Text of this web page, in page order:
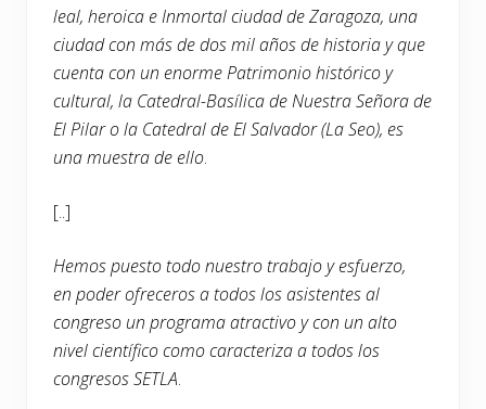
leal, heroica e Inmortal ciudad de Zaragoza, una
ciudad con más de dos mil años de historia y que
cuenta con un enorme Patrimonio histórico y
cultural, la Catedral-Basílica de Nuestra Señora de
El Pilar o la Catedral de El Salvador (La Seo), es
una muestra de ello.
[..]
Hemos puesto todo nuestro trabajo y esfuerzo,
en poder ofreceros a todos los asistentes al
congreso un programa atractivo y con un alto
nivel científico como caracteriza a todos los
congresos SETLA.